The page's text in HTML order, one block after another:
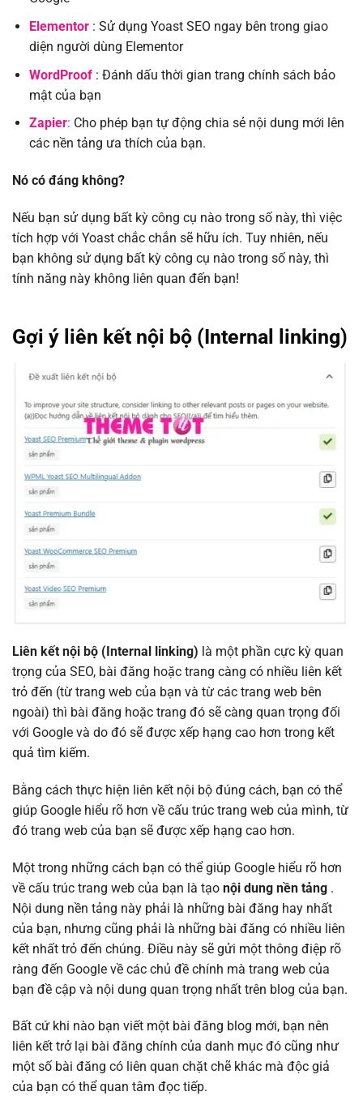
Elementor: Sử dụng Yoast SEO ngay bên trong giao
diện người dùng Elementor
WordProof: Đánh dấu thời gian trang chính sách bảo
mật của bạn
Zapier: Cho phép bạn tự động chia sẻ nội dung mới lên
các nền tảng ưa thích của bạn.
Nó có đáng không?
Nếu bạn sử dụng bất kỳ công cụ nào trong số này, thì việc
tích hợp với Yoast chắc chắn sẽ hữu ích. Tuy nhiên, nếu
bạn không sử dụng bất kỳ công cụ nào trong số này, thì
tính năng này không liên quan đến bạn!
Gợi ý liên kết nội bộ (Internal linking)
Liên kết nội bộ (Internal linking) là một phần cực kỳ quan
trọng của SEO, bài đăng hoặc trang càng có nhiều liên kết
trỏ đến (từ trang web của bạn và từ các trang web bên
ngoài) thì bài đăng hoặc trang đó sẽ càng quan trọng đối
với Google và do đó sẽ được xếp hạng cao hơn trong kết
quả tìm kiếm.
Bằng cách thực hiện liên kết nội bộ đúng cách, bạn có thể
giúp Google hiểu rõ hơn về cấu trúc trang web của mình, từ
đó trang web của bạn sẽ được xếp hạng cao hơn.
Một trong những cách bạn có thể giúp Google hiểu rõ hơn
về cấu trúc trang web của bạn là tạo nội dung nền tảng .
Nội dung nền tảng này phải là những bài đăng hay nhất
của bạn, nhưng cũng phải là những bài đăng có nhiều liên
kết nhất trỏ đến chúng. Điều này sẽ gửi một thông điệp rõ
ràng đến Google về các chủ đề chính mà trang web của
bạn đề cập và nội dung quan trọng nhất trên blog của bạn.
Bất cứ khi nào bạn viết một bài đăng blog mới, bạn nên
liên kết trở lại bài đăng chính của danh mục đó cũng như
một số bài đăng có liên quan chặt chẽ khác mà độc giả
của bạn có thể quan tâm đọc tiếp.